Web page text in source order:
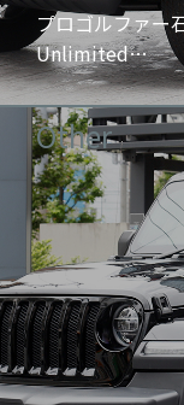
プロゴルファー
Unlimited…
Other